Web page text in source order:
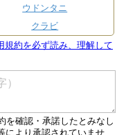
ウドンタニ
クラビ